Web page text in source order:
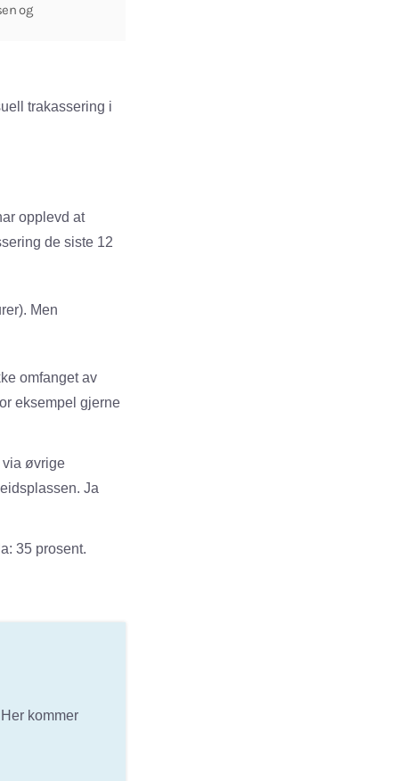
og
trakassering i
opplevd at
de siste 12
Men
omfanget av
eksempel gjerne
via øvrige
Ja
35 prosent.
kommer